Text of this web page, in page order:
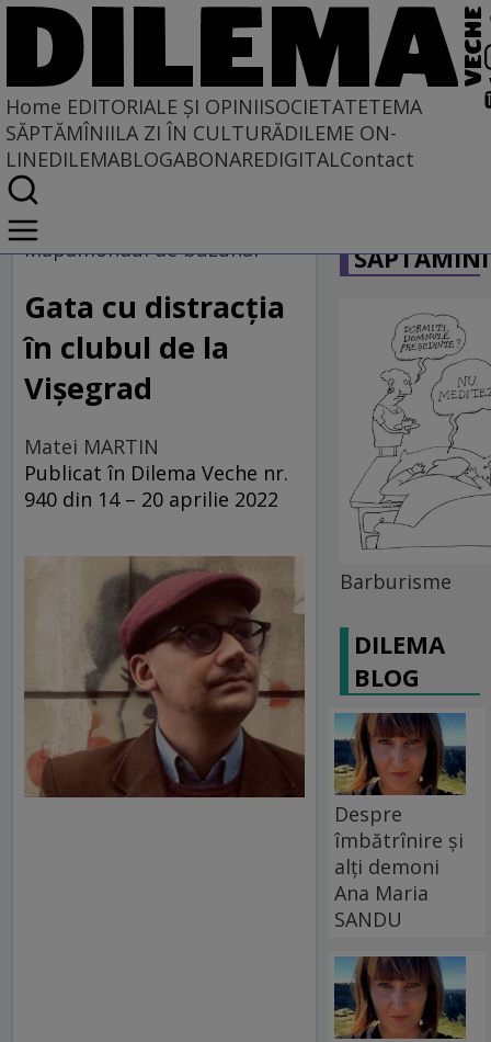
Home EDITORIALE ȘI OPINIISOCIETATETEMA
SĂPTĂMÎNIILA ZI ÎN CULTURĂDILEME ON-
LINEDILEMABLOGABONAREDIGITALContact
Home
EDITORIALE ȘI OPINII
PE CE LUME TRĂIM
Mapamondul de buzunar
Gata cu distracția
în clubul de la
Vișegrad
Matei MARTIN
Publicat în Dilema Veche nr.
940 din 14 – 20 aprilie 2022
Barburisme
DILEMA
BLOG
Despre
îmbătrînire și
alți demoni
Ana Maria
SANDU